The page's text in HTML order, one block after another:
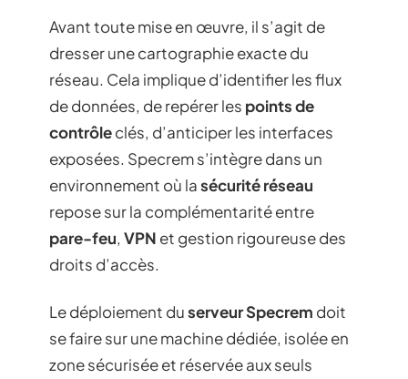
Avant toute mise en œuvre, il s’agit de
dresser une cartographie exacte du
réseau. Cela implique d’identifier les flux
de données, de repérer les points de
contrôleclés, d’anticiper les interfaces
exposées. Specrem s’intègre dans un
environnement où lasécurité réseau
repose sur la complémentarité entre
pare-feu, VPN et gestion rigoureuse des
droits d’accès.
Le déploiement duserveur Specrem doit
se faire sur une machine dédiée, isolée en
zone sécurisée et réservée aux seuls